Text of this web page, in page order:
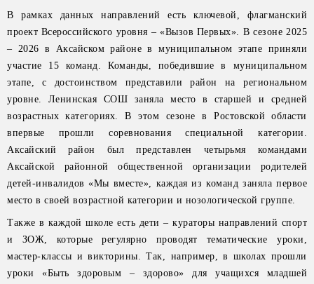
В рамках данных направлений есть ключевой, флагманский
проект Всероссийского уровня – «Вызов Первых». В сезоне 2025
– 2026 в Аксайском районе в муниципальном этапе приняли
участие 15 команд. Команды, победившие в муниципальном
этапе, с достоинством представили район на региональном
уровне. Ленинская СОШ заняла место в старшей и средней
возрастных категориях. В этом сезоне в Ростовской области
впервые прошли соревнования специальной категории.
Аксайский район был представлен четырьмя командами
Аксайской районной общественной организации родителей
детей-инвалидов «Мы вместе», каждая из команд заняла первое
место в своей возрастной категории и нозологической группе.
Также в каждой школе есть дети – кураторы направлений спорт
и ЗОЖ, которые регулярно проводят тематические уроки,
мастер-классы и викторины. Так, например, в школах прошли
уроки «Быть здоровым – здорово» для учащихся младшей